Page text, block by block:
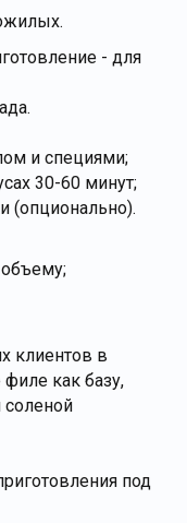
- для
и специями;
30-60 минут;
(опционально).
клиентов в
как базу,
соленой
под